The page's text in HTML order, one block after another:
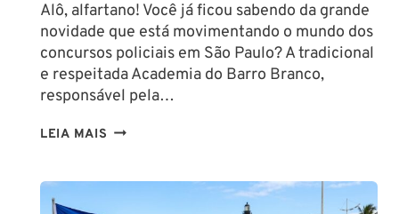
Alô, alfartano! Você já ficou sabendo da grande
novidade que está movimentando o mundo dos
concursos policiais em São Paulo? A tradicional
e respeitada Academia do Barro Branco,
responsável pela…
LEIA MAIS NA